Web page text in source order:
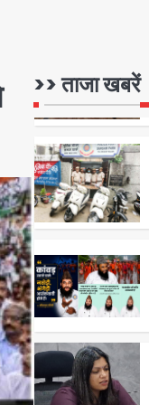
>> ताजा खबरें
3
4
5